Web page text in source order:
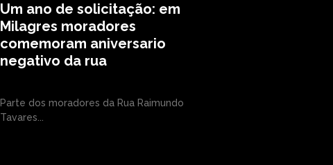
Um ano de solicitação: em
Milagres moradores
comemoram aniversario
negativo da rua
Parte dos moradores da Rua Raimundo
Tavares...